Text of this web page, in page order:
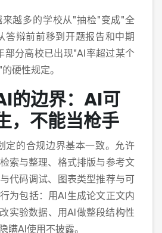
越多的学校从"抽检"变成"全
答辩前前移到开题报告和中期
分高校已出现"AI率超过某个
硬性规定。
的边界：AI可
，不能当枪手
定的合规边界基本一致。允许
索与整理、格式排版与参考文
代码调试、图表类型推荐与可
为包括：用AI生成论文正文内
实验数据、用AI做整段结构性
瞒AI使用不披露。